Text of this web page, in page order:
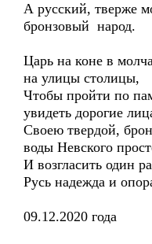
А русский, тверже
бронзовый народ.
Царь на коне в
на улицы столицы,
Чтобы пройти по
увидеть дорогие
Своею твердой,
воды Невского
И возгласить один
Русь надежда и
09.12.2020 года